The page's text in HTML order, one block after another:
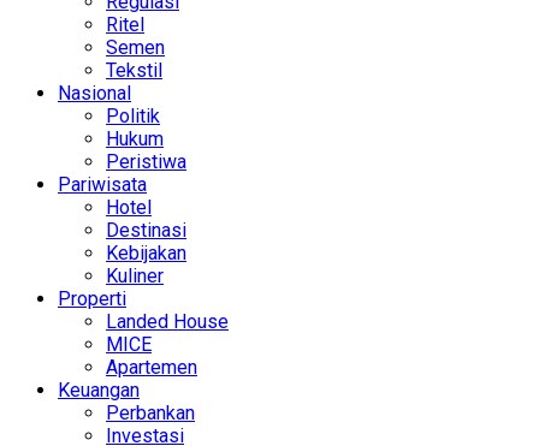
Ritel
Semen
Tekstil
Nasional
Politik
Hukum
Peristiwa
Pariwisata
Hotel
Destinasi
Kebijakan
Kuliner
Properti
Landed House
MICE
Apartemen
Keuangan
Perbankan
Investasi